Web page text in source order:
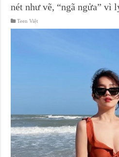
nét như vẽ, “ngã ngửa” vì
Teen Việt